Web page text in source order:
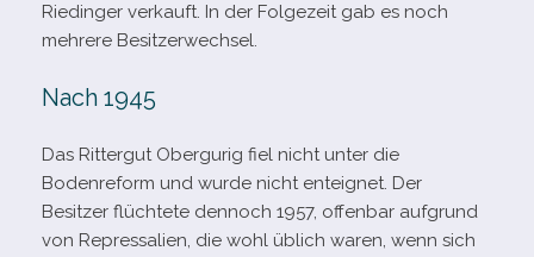
Riedinger ver­kauft. In der Folgezeit gab es noch
meh­rere Besitzerwechsel.
Nach 1945
Das Rittergut Obergurig fiel nicht unter die
Bodenreform und wurde nicht ent­eig­net. Der
Besitzer flüch­tete den­noch 1957, offen­bar auf­grund
von Repressalien, die wohl üblich waren, wenn sich